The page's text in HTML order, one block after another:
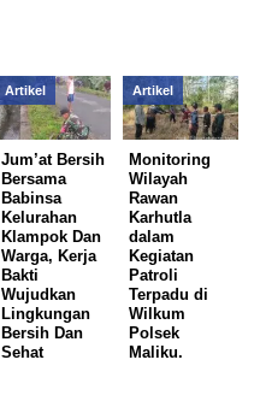
Artikel
Jum’at Bersih
Bersama
Babinsa
Kelurahan
Klampok Dan
Warga, Kerja
Bakti
Wujudkan
Lingkungan
Bersih Dan
Sehat
Artikel
Monitoring
Wilayah
Rawan
Karhutla
dalam
Kegiatan
Patroli
Terpadu di
Wilkum
Polsek
Maliku.